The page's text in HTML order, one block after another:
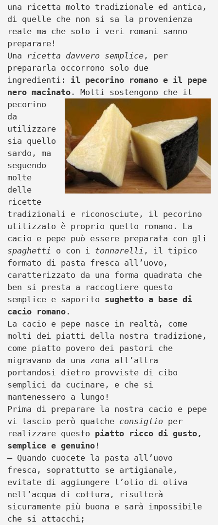
una ricetta molto tradizionale ed antica,
di quelle che non si sa la provenienza
reale ma che solo i veri romani sanno
preparare!
Una ricetta davvero semplice , per
prepararla occorrono solo due
ingredienti: il pecorino romano e il pepe
nero macinato .
Molti sostengono che il
pecorino
da
utilizzare
sia quello
sardo, ma
seguendo
molte
delle
ricette
tradizionali e riconosciute, il pecorino
utilizzato è proprio quello romano. La
cacio e pepe può essere preparata con gli
spaghetti o con i tonnarelli , il tipico
formato di pasta fresca all’uovo,
caratterizzato da una forma quadrata che
ben si presta a raccogliere questo
semplice e saporito sughetto a base di
cacio romano .
La cacio e pepe nasce in realtà, come
molti dei piatti della nostra tradizione,
come piatto povero dei pastori che
migravano da una zona all’altra
portandosi dietro provviste di cibo
semplici da cucinare, e che si
mantenessero a lungo!
Prima di preparare la nostra cacio e pepe
vi lascio però qualche consiglio per
realizzare questo piatto ricco di gusto,
semplice e genuino !
– Quando cuocete la pasta all’uovo
fresca, soprattutto se artigianale,
evitate di aggiungere l’olio di oliva
nell’acqua di cottura, risulterà
sicuramente più buona e sarà impossibile
che si attacchi;